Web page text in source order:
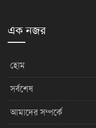
এক নজর
হোম
সর্বশেষ
আমাদের সম্পর্কে